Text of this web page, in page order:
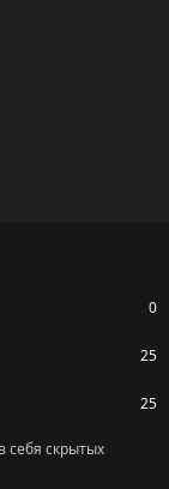
0
25
25
себя скрытых